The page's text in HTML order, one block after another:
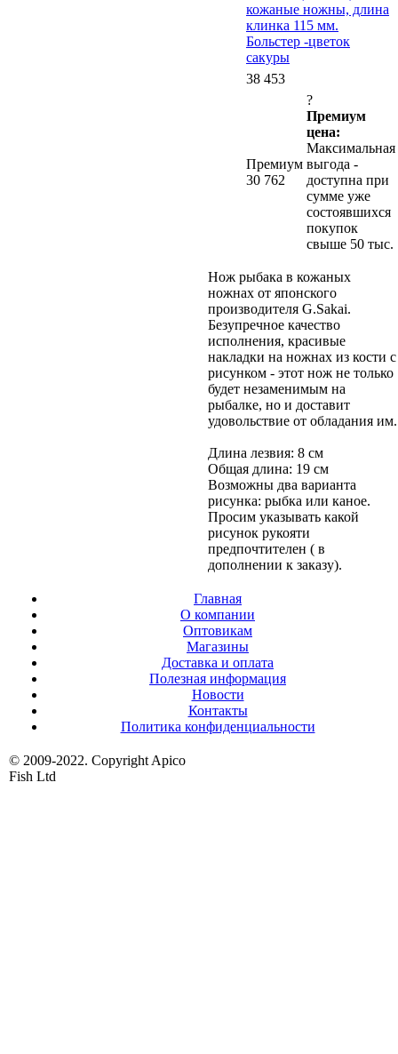
кожаные ножны, длина
клинка 115 мм.
Больстер -цветок
сакуры
38 453
Премиум
30 762
?
Премиум
цена:
Максимальная
выгода -
доступна при
сумме уже
состоявшихся
покупок
свыше 50 тыс.
Нож рыбака в кожаных
ножнах от японского
производителя G.Sakai.
Безупречное качество
исполнения, красивые
накладки на ножнах из кости с
рисунком - этот нож не только
будет незаменимым на
рыбалке, но и доставит
удовольствие от обладания им.
Длина лезвия: 8 см
Общая длина: 19 см
Возможны два варианта
рисунка: рыбка или каное.
Просим указывать какой
рисунок рукояти
предпочтителен ( в
дополнении к заказу).
Главная
О компании
Оптовикам
Магазины
Доставка и оплата
Полезная информация
Новости
Контакты
Политика конфиденциальности
© 2009-2022. Copyright Apico
Fish Ltd